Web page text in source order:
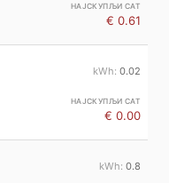
€ 0.61
0.02
€ 0.00
0.8